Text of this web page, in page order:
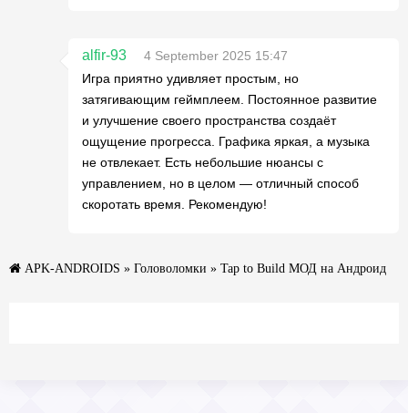
alfir-93
4 September 2025 15:47
Игра приятно удивляет простым, но
затягивающим геймплеем. Постоянное развитие
и улучшение своего пространства создаёт
ощущение прогресса. Графика яркая, а музыка
не отвлекает. Есть небольшие нюансы с
управлением, но в целом — отличный способ
скоротать время. Рекомендую!
APK-ANDROIDS » Головоломки » Tap to Build МОД на Андроид